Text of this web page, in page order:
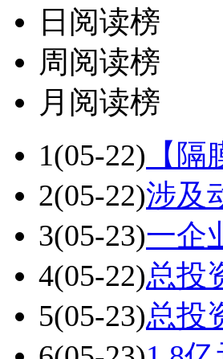
日阅读榜
周阅读榜
月阅读榜
1(05-22) 【
2(05-22)涉及
3(05-23)一企
4(05-22)总投
5(05-23)总投